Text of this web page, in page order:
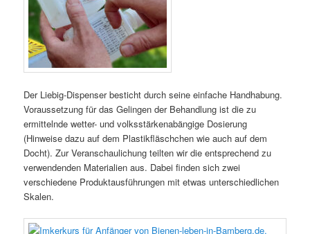
Der Liebig-Dispenser besticht durch seine einfache Handhabung.
Voraussetzung für das Gelingen der Behandlung ist die zu
ermittelnde wetter- und volksstärkenabängige Dosierung
(Hinweise dazu auf dem Plastikfläschchen wie auch auf dem
Docht). Zur Veranschaulichung teilten wir die entsprechend zu
verwendenden Materialien aus. Dabei finden sich zwei
verschiedene Produktausführungen mit etwas unterschiedlichen
Skalen.